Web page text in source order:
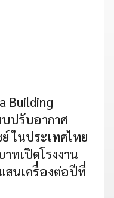
Building
บปรับอากาศ
ในประเทศไทย
ทเปิดโรงงาน
สนเครื่องต่อปีที่